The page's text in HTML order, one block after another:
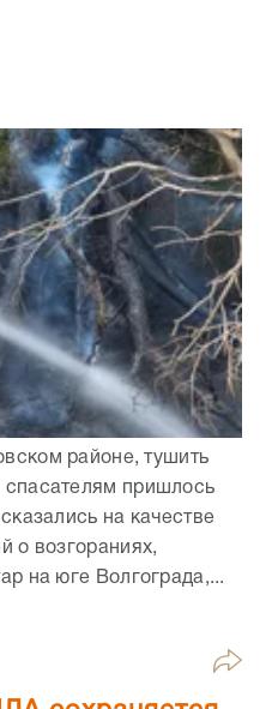
районе, тушить
спасателям пришлось
на качестве
о возгораниях,
на юге Волгограда,...